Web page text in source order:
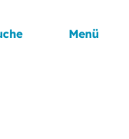
Menü